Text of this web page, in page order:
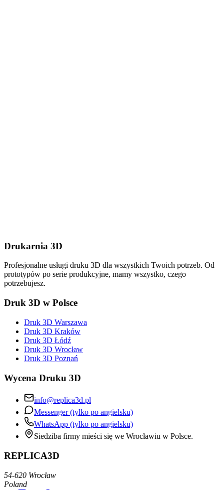
Drukarnia 3D
Profesjonalne usługi druku 3D dla wszystkich Twoich potrzeb. Od
prototypów po serie produkcyjne, mamy wszystko, czego
potrzebujesz.
Druk 3D w Polsce
Druk 3D Warszawa
Druk 3D Kraków
Druk 3D Łódź
Druk 3D Wrocław
Druk 3D Poznań
Wycena Druku 3D
info@replica3d.pl
Messenger (tylko po angielsku)
WhatsApp (tylko po angielsku)
Siedziba firmy mieści się we Wrocławiu w Polsce.
REPLICA3D
54-620 Wrocław
Poland